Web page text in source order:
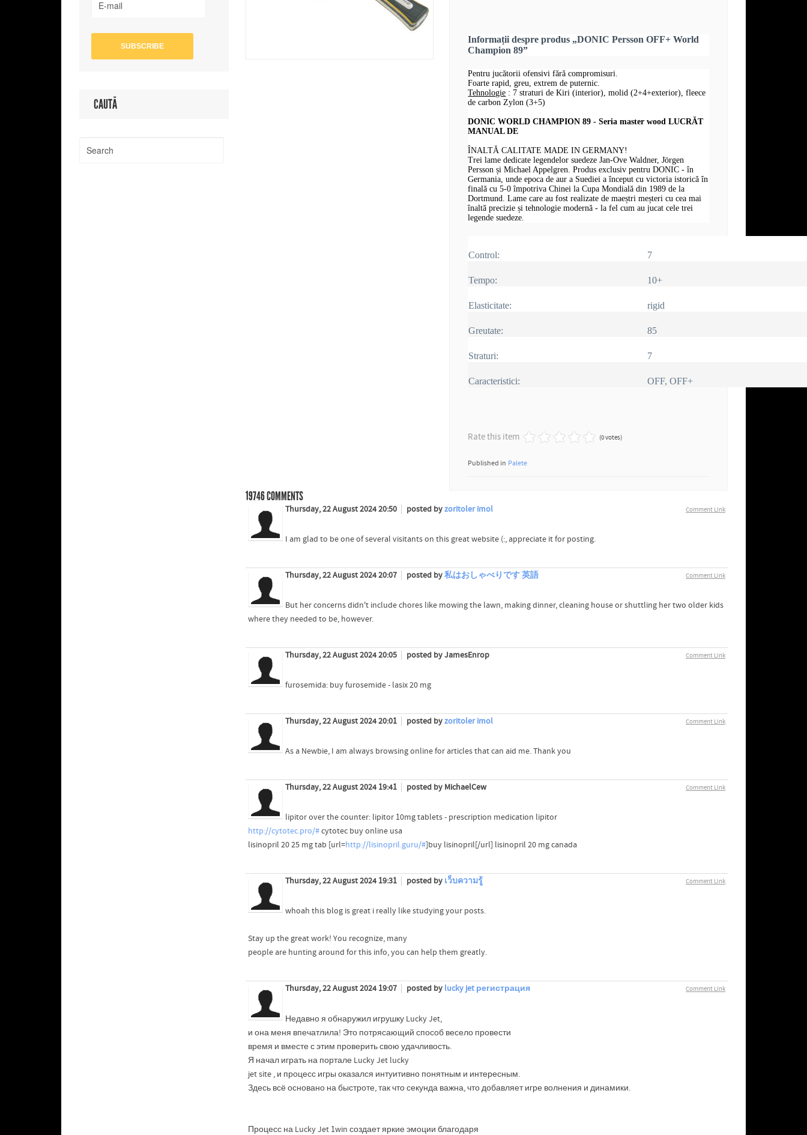
CAUTĂ
Informații despre produs „DONIC Persson OFF+ World
Champion 89”
Pentru jucătorii ofensivi fără compromisuri.
Foarte rapid, greu, extrem de puternic.
Tehnologie : 7 straturi de Kiri (interior), molid (2+4+exterior), fleece
de carbon Zylon (3+5)
DONIC WORLD CHAMPION 89 - Seria master wood LUCRĂT
MANUAL DE
ÎNALTĂ CALITATE MADE IN GERMANY!
Trei lame dedicate legendelor suedeze Jan-Ove Waldner, Jörgen
Persson și Michael Appelgren. Produs exclusiv pentru DONIC - în
Germania, unde epoca de aur a Suediei a început cu victoria istorică în
finală cu 5-0 împotriva Chinei la Cupa Mondială din 1989 de la
Dortmund. Lame care au fost realizate de maeștri meșteri cu cea mai
înaltă precizie și tehnologie modernă - la fel cum au jucat cele trei
legende suedeze.
Control: 7
Tempo: 10+
Elasticitate: rigid
Greutate: 85
Straturi: 7
Caracteristici: OFF, OFF+
Rate this item (0 votes)
Published in Palete
19746COMMENTS
Comment Link
Thursday, 22 August 2024 20:50 posted byzoritoler imol
I am glad to be one of several visitants on this great website (:, appreciate it for posting.
Comment Link
Thursday, 22 August 2024 20:07 posted by私はおしゃべりです 英語
But her concerns didn't include chores like mowing the lawn, making dinner, cleaning house or shuttling her two older kids
where they needed to be, however.
Comment Link
Thursday, 22 August 2024 20:05 posted by JamesEnrop
furosemida: buy furosemide - lasix 20 mg
Comment Link
Thursday, 22 August 2024 20:01 posted byzoritoler imol
As a Newbie, I am always browsing online for articles that can aid me. Thank you
Comment Link
Thursday, 22 August 2024 19:41 posted by MichaelCew
lipitor over the counter: lipitor 10mg tablets - prescription medication lipitor
http://cytotec.pro/#cytotec buy online usa
lisinopril 20 25 mg tab [url=http://lisinopril.guru/#]buy lisinopril[/url] lisinopril 20 mg canada
Comment Link
Thursday, 22 August 2024 19:31 posted by เว็บความรู้
whoah this blog is great i really like studying your posts.
Stay up the great work! You recognize, many
people are hunting around for this info, you can help them greatly.
Comment Link
Thursday, 22 August 2024 19:07 posted by lucky jet регистрация
Недавно я обнаружил игрушку Lucky Jet,
и она меня впечатлила! Это потрясающий способ весело провести
время и вместе с этим проверить свою удачливость.
Я начал играть на портале Lucky Jet lucky
jet site , и процесс игры оказался интуитивно понятным и интересным.
Здесь всё основано на быстроте, так что секунда важна, что добавляет игре волнения и динамики.
Процесс на Lucky Jet 1win создает яркие эмоции благодаря